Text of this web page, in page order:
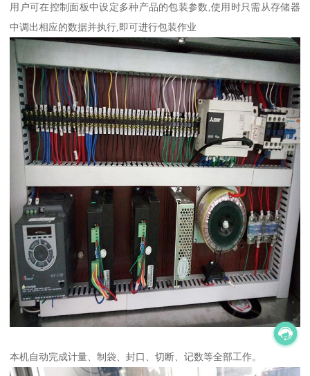
用户可在控制面板中设定多种产品的包装参数,使用时只需从存储器
中调出相应的数据并执行,即可进行包装作业
本机自动完成计量、制袋、封口、切断、记数等全部工作。